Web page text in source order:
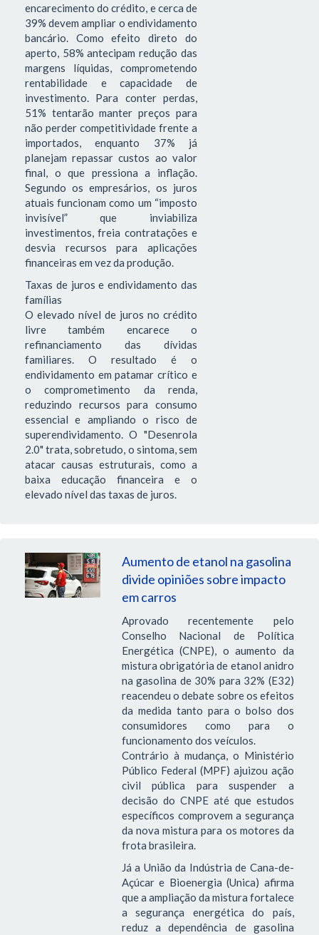
encarecimento do crédito, e cerca de
39% devem ampliar o endividamento
bancário. Como efeito direto do
aperto, 58% antecipam redução das
margens líquidas, comprometendo
rentabilidade e capacidade de
investimento. Para conter perdas,
51% tentarão manter preços para
não perder competitividade frente a
importados, enquanto 37% já
planejam repassar custos ao valor
final, o que pressiona a inflação.
Segundo os empresários, os juros
atuais funcionam como um “imposto
invisível” que inviabiliza
investimentos, freia contratações e
desvia recursos para aplicações
financeiras em vez da produção.
Taxas de juros e endividamento das
famílias
O elevado nível de juros no crédito
livre também encarece o
refinanciamento das dívidas
familiares. O resultado é o
endividamento em patamar crítico e
o comprometimento da renda,
reduzindo recursos para consumo
essencial e ampliando o risco de
superendividamento. O "Desenrola
2.0" trata, sobretudo, o sintoma, sem
atacar causas estruturais, como a
baixa educação financeira e o
elevado nível das taxas de juros.
Aumento de etanol na gasolina
divide opiniões sobre impacto
em carros
Aprovado recentemente pelo
Conselho Nacional de Política
Energética (CNPE), o aumento da
mistura obrigatória de etanol anidro
na gasolina de 30% para 32% (E32)
reacendeu o debate sobre os efeitos
da medida tanto para o bolso dos
consumidores como para o
funcionamento dos veículos.
Contrário à mudança, o Ministério
Público Federal (MPF) ajuizou ação
civil pública para suspender a
decisão do CNPE até que estudos
específicos comprovem a segurança
da nova mistura para os motores da
frota brasileira.
Já a União da Indústria de Cana-de-
Açúcar e Bioenergia (Unica) afirma
que a ampliação da mistura fortalece
a segurança energética do país,
reduz a dependência de gasolina